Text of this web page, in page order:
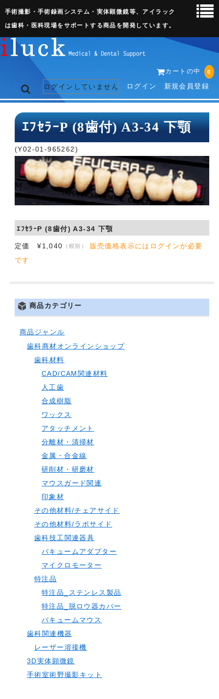
手術撮影・手術録画システム・実体顕微鏡等、アイラック
は歯科・医科現場をサポートする商品を開発しています。
カートの中 0
ログインしていません ログイン 新規会員登録
トップページ
歯科関連機器
術野撮影キット
会社概要
お問い合わせ
ｴﾌｾﾗｰP (8歯付) A3-34 下顎
(Y02-01-965262)
ｴﾌｾﾗｰP (8歯付) A3-34 下顎
定価 ¥1,040 （税別）
販売価格表示にはログインが必要
です
商品カテゴリー
商品ジャンル
歯科商材オンラインショップ
歯科材料
CAD/CAM関連材料
人工歯
合成樹脂
ワックス
アタッチメント
分離材・清掃材
金属・合金線
研削材・研磨材
マウスガード関連
印象材
その他材料/チェアサイド
その他材料/ラボサイド
歯科技工関連器具
バキュームアダプター
マイクロモーター
特注品
特注品_ステンレス製品
特注品_脱ロウ器カバー
バキュームマウス
歯科関連機器
レーザー溶接機
3D実体顕微鏡
手術室術野撮影キット